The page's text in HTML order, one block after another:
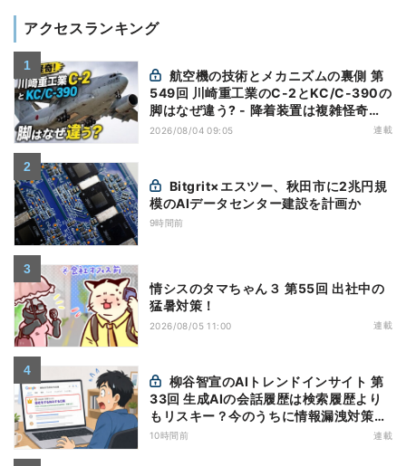
アクセスランキング
549回 川崎重工業のC-2とKC/C-390の
脚はなぜ違う? - 降着装置は複雑怪奇
(5)|軍用輸送機(10)
2026/08/04 09:05 連載
模のAIデータセンター建設を計画か
9時間前
情シスのタマちゃん３ 第55回 出社中の
猛暑対策！
2026/08/05 11:00 連載
33回 生成AIの会話履歴は検索履歴より
もリスキー？今のうちに情報漏洩対策を
万全にしておこう
10時間前 連載